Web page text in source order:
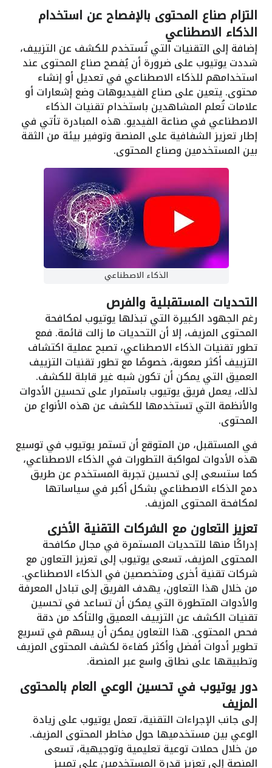
التزام صناع المحتوى بالإفصاح عن استخدام
الذكاء الاصطناعي
إضافة إلى التقنيات التي تُستخدم للكشف عن التزييف،
شددت يوتيوب على ضرورة أن يُفصح صناع المحتوى عند
استخدامهم للذكاء الاصطناعي في تعديل أو إنشاء
محتوى. يتعين على صناع الفيديوهات وضع إشعارات أو
علامات تُعلم المشاهدين باستخدام تقنيات الذكاء
الاصطناعي في صناعة الفيديو. هذه المبادرة تأتي في
إطار تعزيز الشفافية على المنصة وتوفير بيئة من الثقة
بين المستخدمين وصناع المحتوى.
الذكاء الاصطناعي
التحديات المستقبلية والفرص
رغم الجهود الكبيرة التي تبذلها يوتيوب لمكافحة
المحتوى المزيف، إلا أن التحديات ما زالت قائمة. فمع
تطور تقنيات الذكاء الاصطناعي، تصبح عملية اكتشاف
التزييف أكثر صعوبة، خصوصًا مع تطور تقنيات التزييف
العميق التي يمكن أن تكون شبه غير قابلة للكشف.
لذلك، يعمل فريق يوتيوب باستمرار على تحسين الأدوات
والأنظمة التي تستخدمها للكشف عن هذه الأنواع من
المحتوى.
في المستقبل، من المتوقع أن تستمر يوتيوب في توسيع
هذه الأدوات لمواكبة التطورات في الذكاء الاصطناعي،
كما ستسعى إلى تحسين تجربة المستخدم عن طريق
دمج الذكاء الاصطناعي بشكل أكبر في سياساتها
لمكافحة المحتوى المزيف.
تعزيز التعاون مع الشركات التقنية الأخرى
إدراكًا منها للتحديات المستمرة في مجال مكافحة
المحتوى المزيف، تسعى يوتيوب إلى تعزيز التعاون مع
شركات تقنية أخرى ومتخصصين في الذكاء الاصطناعي.
من خلال هذا التعاون، يهدف الفريق إلى تبادل المعرفة
والأدوات المتطورة التي يمكن أن تساعد في تحسين
تقنيات الكشف عن التزييف العميق والتأكد من دقة
فحص المحتوى. هذا التعاون يمكن أن يسهم في تسريع
تطوير أدوات أفضل وأكثر كفاءة لكشف المحتوى المزيف
وتطبيقها على نطاق واسع عبر المنصة.
دور يوتيوب في تحسين الوعي العام بالمحتوى
المزيف
إلى جانب الإجراءات التقنية، تعمل يوتيوب على زيادة
الوعي بين مستخدميها حول مخاطر المحتوى المزيف.
من خلال حملات توعية تعليمية وتوجيهية، تسعى
المنصة إلى تعزيز قدرة المستخدمين على تمييز